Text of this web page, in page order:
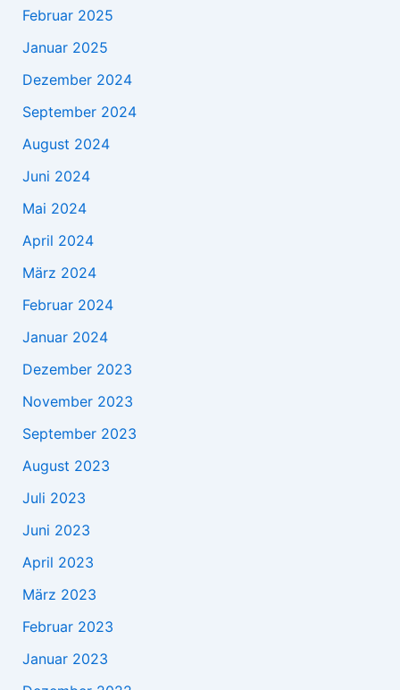
Februar 2025
Januar 2025
Dezember 2024
September 2024
August 2024
Juni 2024
Mai 2024
April 2024
März 2024
Februar 2024
Januar 2024
Dezember 2023
November 2023
September 2023
August 2023
Juli 2023
Juni 2023
April 2023
März 2023
Februar 2023
Januar 2023